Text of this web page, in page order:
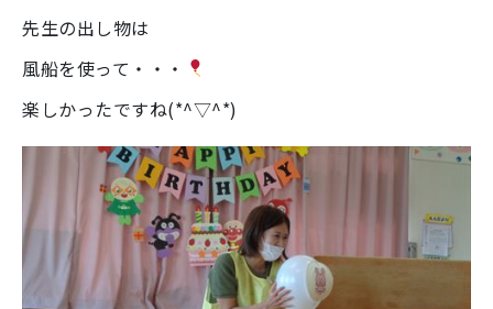
先生の出し物は
風船を使って・・・
楽しかったですね(*^▽^*)